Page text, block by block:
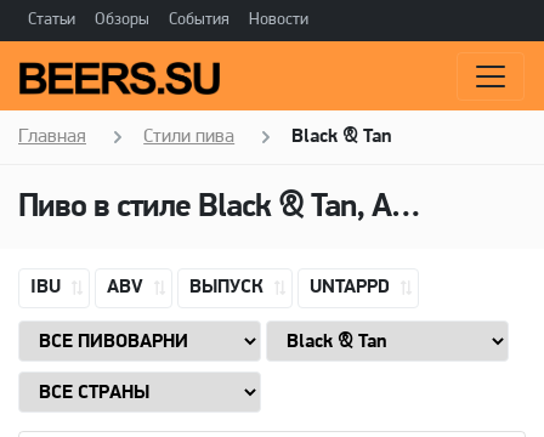
Статьи Обзоры События Новости
Главная Стили пива Black & Tan
Пиво в стиле Black & Tan, Алкоголь: 10,4 ABV
IBU ABV ВЫПУСК UNTAPPD